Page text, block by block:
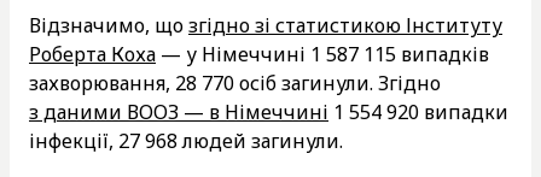
Відзначимо, щозгідно зі статистикою Інституту
Роберта Коха — у Німеччині 1 587 115 випадків
захворювання, 28 770 осіб загинули. Згідно
з даними ВООЗ — в Німеччині 1 554 920 випадки
інфекції, 27 968 людей загинули.